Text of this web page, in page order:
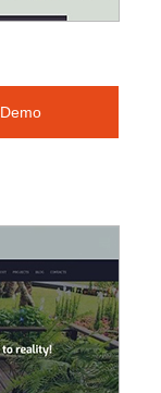
Demo